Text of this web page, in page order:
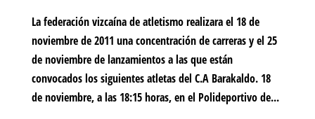
La federación vizcaína de atletismo realizara el 18 de
noviembre de 2011 una concentración de carreras y el 25
de noviembre de lanzamientos a las que están
convocados los siguientes atletas del C.A Barakaldo. 18
de noviembre, a las 18:15 horas, en el Polideportivo de...